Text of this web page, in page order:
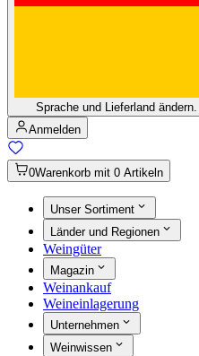
Sprache und Lieferland
Anmelden
0Warenkorb mit 0 Artikeln
Unser Sortiment
Länder und Regionen
Weingüter
Magazin
Weinankauf
Weineinlagerung
Unternehmen
Weinwissen